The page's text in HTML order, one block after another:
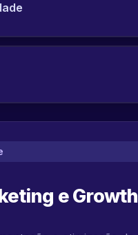
e Growth